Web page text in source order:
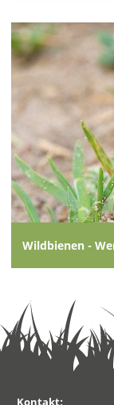
Wildbienen -
Kontakt: